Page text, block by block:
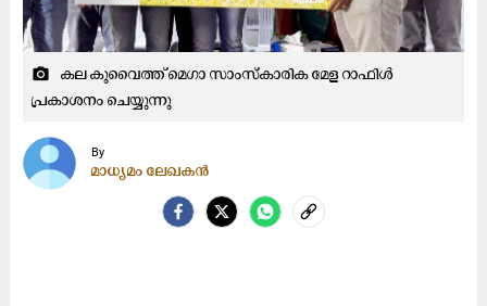
camera_alt
കല കുവൈത്ത് മെഗാ സാംസ്‌കാരിക മേള റാഫിൾ
പ്രകാശനം ​ചെയ്യുന്നു
By
മാധ്യമം ലേഖകൻ